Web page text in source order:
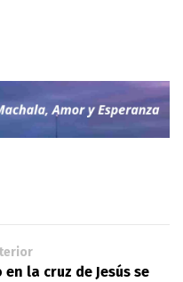
la cruz de Jesús se